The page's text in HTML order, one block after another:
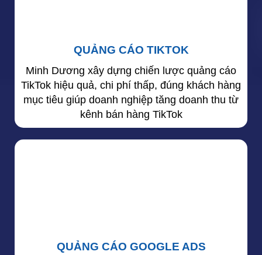
QUẢNG CÁO TIKTOK
Minh Dương xây dựng chiến lược quảng cáo
TikTok hiệu quả, chi phí thấp, đúng khách hàng
mục tiêu giúp doanh nghiệp tăng doanh thu từ
kênh bán hàng TikTok
QUẢNG CÁO GOOGLE ADS